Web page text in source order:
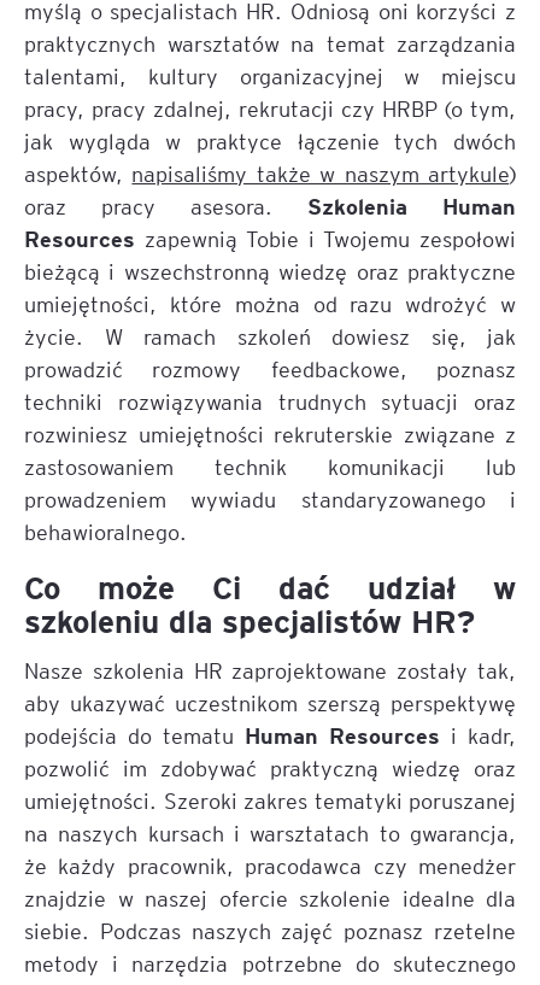
myślą o specjalistach HR. Odniosą oni korzyści z
praktycznych warsztatów na temat zarządzania
talentami, kultury organizacyjnej w miejscu
pracy, pracy zdalnej, rekrutacji czy HRBP (o tym,
jak wygląda w praktyce łączenie tych dwóch
aspektów, napisaliśmy także w naszym artykule)
oraz pracy asesora. Szkolenia Human
Resources zapewnią Tobie i Twojemu zespołowi
bieżącą i wszechstronną wiedzę oraz praktyczne
umiejętności, które można od razu wdrożyć w
życie. W ramach szkoleń dowiesz się, jak
prowadzić rozmowy feedbackowe, poznasz
techniki rozwiązywania trudnych sytuacji oraz
rozwiniesz umiejętności rekruterskie związane z
zastosowaniem technik komunikacji lub
prowadzeniem wywiadu standaryzowanego i
behawioralnego.
Co może Ci dać udział w
szkoleniu dla specjalistów HR?
Nasze szkolenia HR zaprojektowane zostały tak,
aby ukazywać uczestnikom szerszą perspektywę
podejścia do tematu Human Resources i kadr,
pozwolić im zdobywać praktyczną wiedzę oraz
umiejętności. Szeroki zakres tematyki poruszanej
na naszych kursach i warsztatach to gwarancja,
że każdy pracownik, pracodawca czy menedżer
znajdzie w naszej ofercie szkolenie idealne dla
siebie. Podczas naszych zajęć poznasz rzetelne
metody i narzędzia potrzebne do skutecznego